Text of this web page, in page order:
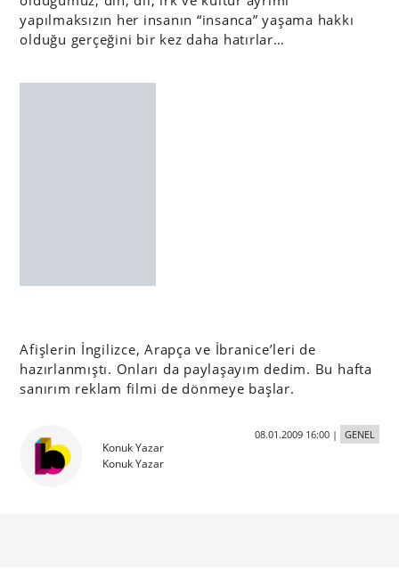
yapılmaksızın her insanın “insanca” yaşama hakkı
olduğu gerçeğini bir kez daha hatırlar…
Afişlerin İngilizce, Arapça ve İbranice’leri de
hazırlanmıştı. Onları da paylaşayım dedim. Bu hafta
sanırım reklam filmi de dönmeye başlar.
Konuk Yazar
Konuk Yazar
08.01.2009 16:00| GENEL